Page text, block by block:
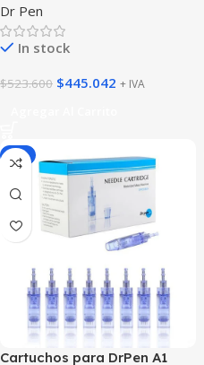
Dr Pen
In stock
$523.600 $445.042 + IVA
-4%
Cartuchos para DrPen A1